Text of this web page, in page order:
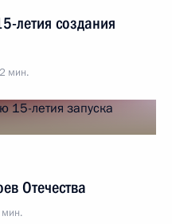
летия создания
мин.
Отечества